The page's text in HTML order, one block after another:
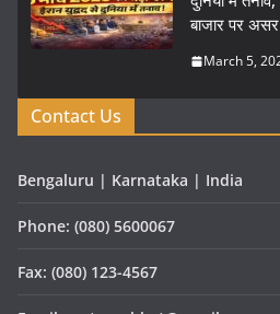
बाजार पर असर
March 5,
Contact Us
Bengaluru | Karnataka | India
Phone: (080) 5600067
Fax: (080) 123-4567